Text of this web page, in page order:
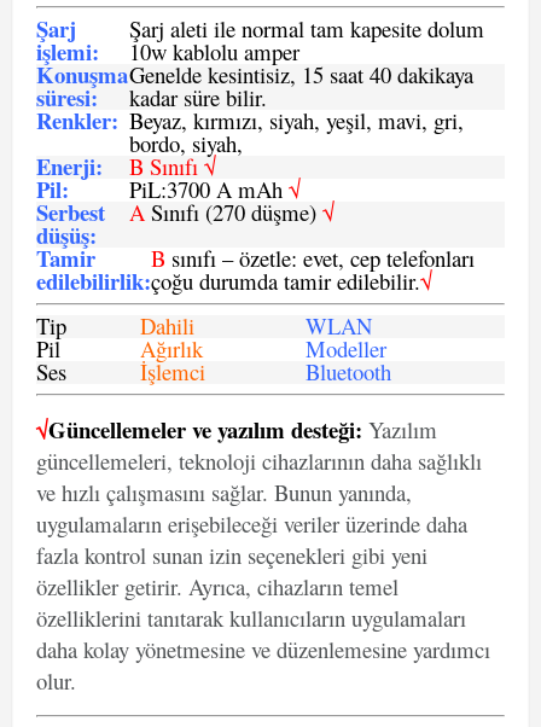
Şarj
işlemi:
Şarj aleti ile normal tam kapesite dolum
10w kablolu amper
Konuşma
süresi:
Genelde kesintisiz, 15 saat 40 dakikaya
kadar süre bilir.
Renkler: Beyaz, kırmızı, siyah, yeşil, mavi, gri,
bordo, siyah,
Enerji: B Sınıfı √
Pil: PiL:3700 A mAh √
Serbest
düşüş:
ASınıfı (270 düşme) √
Tamir
edilebilirlik:
B sınıfı – özetle: evet, cep telefonları
çoğu durumda tamir edilebilir.√
Tip
Dahili WLAN
Pil Ağırlık Modeller
Ses İşlemci Bluetooth
√Güncellemeler ve yazılım desteği: Yazılım
güncellemeleri, teknoloji cihazlarının daha sağlıklı
ve hızlı çalışmasını sağlar. Bunun yanında,
uygulamaların erişebileceği veriler üzerinde daha
fazla kontrol sunan izin seçenekleri gibi yeni
özellikler getirir. Ayrıca, cihazların temel
özelliklerini tanıtarak kullanıcıların uygulamaları
daha kolay yönetmesine ve düzenlemesine yardımcı
olur.